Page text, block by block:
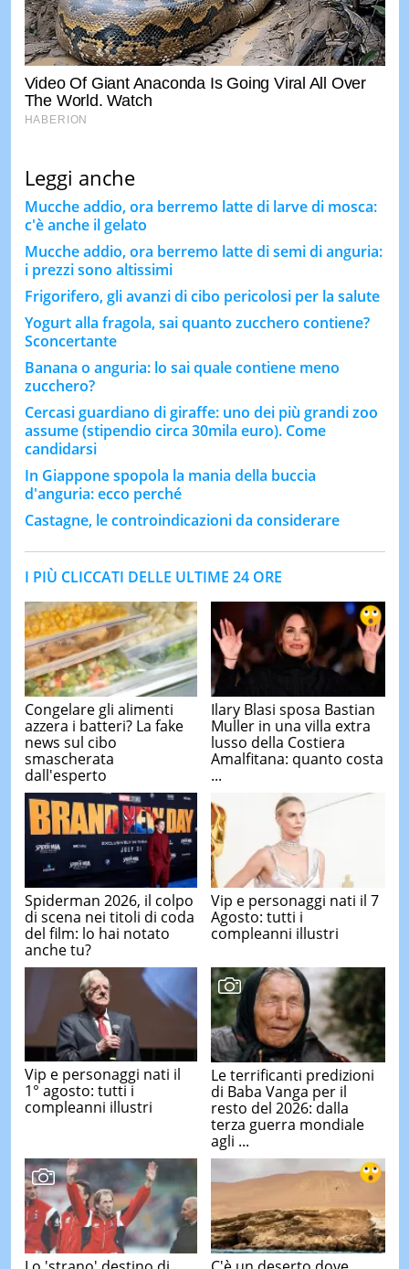
Leggi anche
Mucche addio, ora berremo latte di larve di mosca:
c'è anche il gelato
Mucche addio, ora berremo latte di semi di anguria:
i prezzi sono altissimi
Frigorifero, gli avanzi di cibo pericolosi per la salute
Yogurt alla fragola, sai quanto zucchero contiene?
Sconcertante
Banana o anguria: lo sai quale contiene meno
zucchero?
Cercasi guardiano di giraffe: uno dei più grandi zoo
assume (stipendio circa 30mila euro). Come
candidarsi
In Giappone spopola la mania della buccia
d'anguria: ecco perché
Castagne, le controindicazioni da considerare
I PIÙ CLICCATI DELLE ULTIME 24 ORE
Congelare gli alimenti
azzera i batteri? La fake
news sul cibo
smascherata
dall'esperto
Ilary Blasi sposa Bastian
Muller in una villa extra
lusso della Costiera
Amalfitana: quanto costa
...
Spiderman 2026, il colpo
di scena nei titoli di coda
del film: lo hai notato
anche tu?
Vip e personaggi nati il 7
Agosto: tutti i
compleanni illustri
Vip e personaggi nati il
1° agosto: tutti i
compleanni illustri
Le terrificanti predizioni
di Baba Vanga per il
resto del 2026: dalla
terza guerra mondiale
agli ...